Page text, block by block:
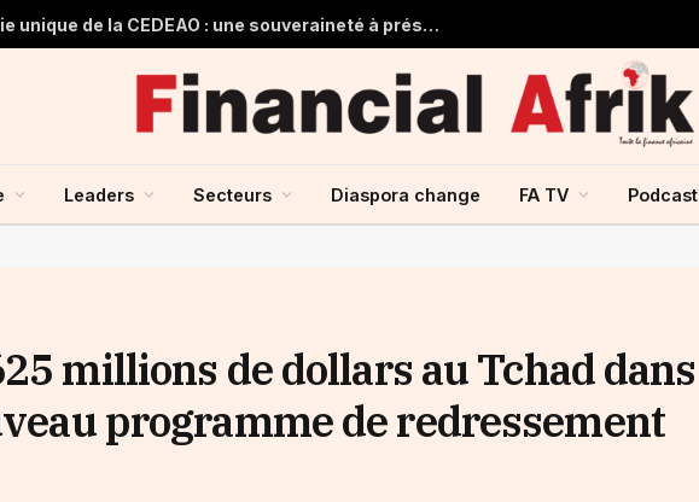
Guinée et monnaie unique de la CEDEAO : une souveraineté à préserver, une intégration à repenser
Leaders Secteurs Diaspora change FA TV Podcast
millions de dollars au Tchad dans
programme de redressement